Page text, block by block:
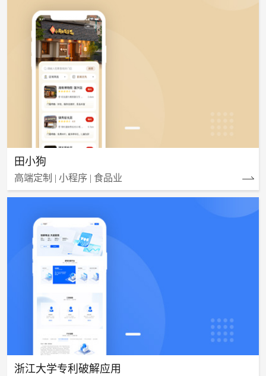
田小狗
高端定制 | 小程序 | 食品业
浙江大学专利破解应用